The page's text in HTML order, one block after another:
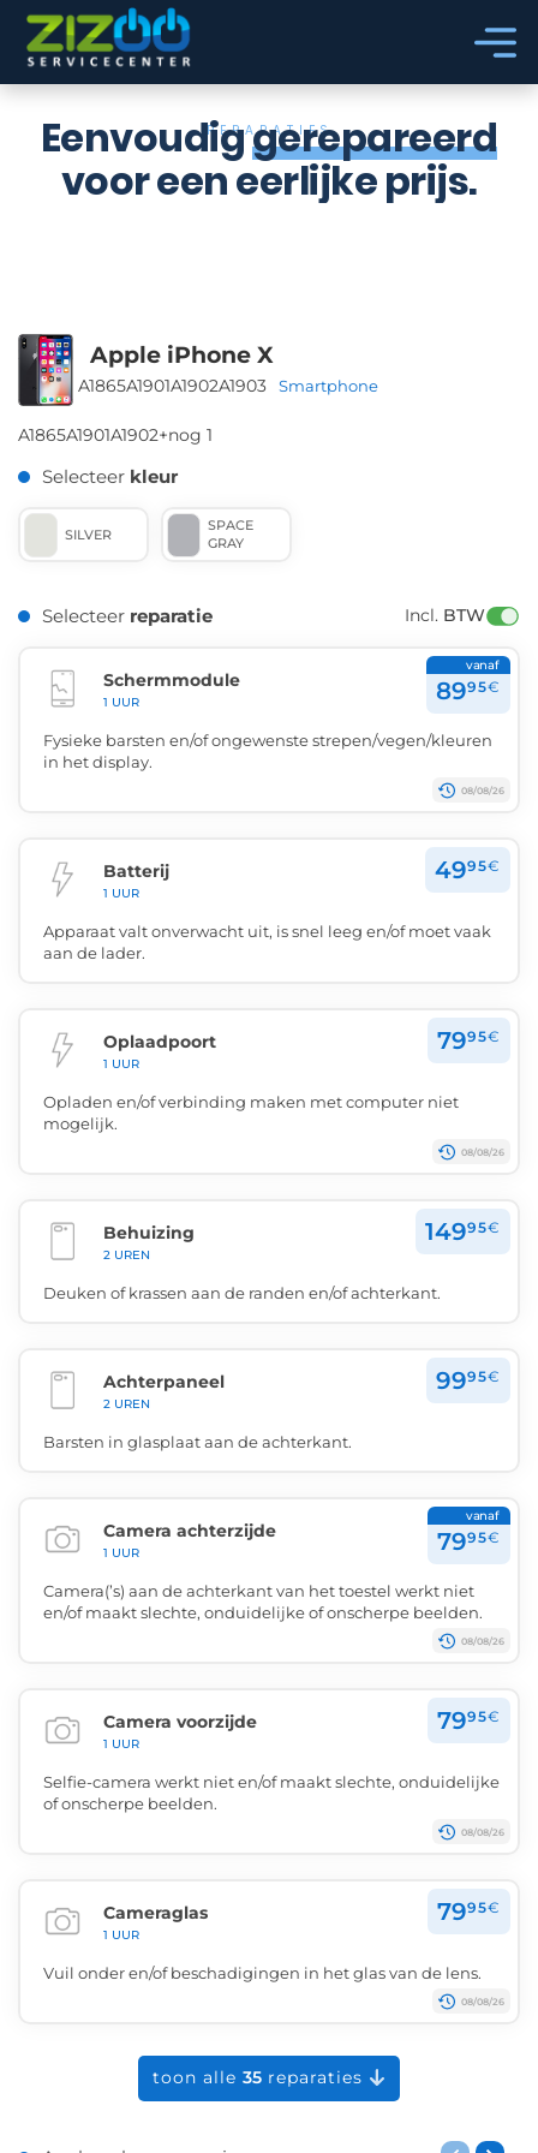
Ga naar hoofdinhoud
Ga naar voettekst
REPARATIES
Eenvoudiggerepareerd
voor een eerlijke prijs.
Apple iPhone X
A1865A1901A1902A1903 Smartphone
A1865A1901A1902+nog 1
Selecteer kleur
SILVER
SPACE
GRAY
Selecteer reparatie Incl. BTW
Schermmodule
1 UUR
vanaf
8995€
Fysieke barsten en/of ongewenste strepen/vegen/kleuren
in het display.
08/08/26
Batterij
1 UUR
4995€
Apparaat valt onverwacht uit, is snel leeg en/of moet vaak
aan de lader.
Oplaadpoort
1 UUR
7995€
Opladen en/of verbinding maken met computer niet
mogelijk.
08/08/26
Behuizing
2 UREN
14995€
Deuken of krassen aan de randen en/of achterkant.
Achterpaneel
2 UREN
9995€
Barsten in glasplaat aan de achterkant.
Camera achterzijde
1 UUR
vanaf
7995€
Camera(’s) aan de achterkant van het toestel werkt niet
en/of maakt slechte, onduidelijke of onscherpe beelden.
08/08/26
Camera voorzijde
1 UUR
7995€
Selfie-camera werkt niet en/of maakt slechte, onduidelijke
of onscherpe beelden.
08/08/26
Cameraglas
1 UUR
7995€
Vuil onder en/of beschadigingen in het glas van de lens.
08/08/26
toon alle 35 reparaties